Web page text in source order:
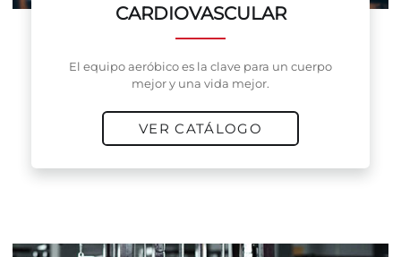
CARDIOVASCULAR
El equipo aeróbico es la clave para un cuerpo
mejor y una vida mejor.
VER CATÁLOGO